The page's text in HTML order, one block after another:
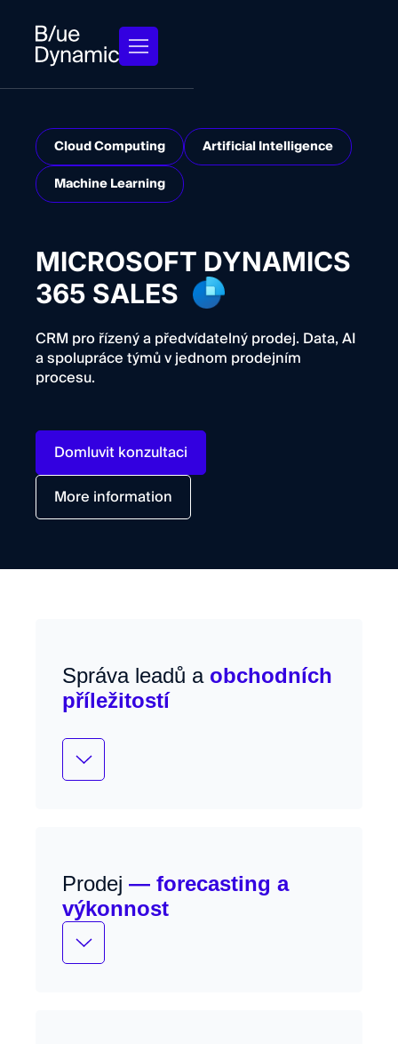
Cloud Computing
Artificial Intelligence
Machine Learning
MICROSOFT DYNAMICS
365 SALES
CRM pro řízený a předvídatelný prodej. Data, AI
a spolupráce týmů v jednom prodejním
procesu.
Domluvit konzultaci
More information
Správa leadů a obchodních
příležitostí
Řízení obchodu od leadu po uzavřený
deal s plnou viditelností.
Prodej — forecasting a
výkonnost
Real-time predikce tržeb a AI
upozornění na rizika.